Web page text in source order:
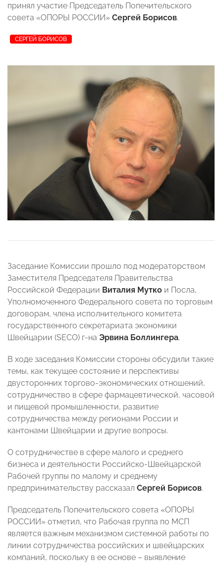
принял участие Председатель Попечительского
совета «ОПОРЫ РОССИИ» Сергей Борисов.
СЕРГЕЙ БОРИСОВ
Заседание Комиссии прошло под модераторством
Заместителя Председателя Правительства
Российской Федерации Виталия Мутко и Посла,
Уполномоченного Федерального совета по торговым
договорам, члена исполнительного комитета
государственного секретариата экономики
Швейцарии (SECO) г-на Эрвина Боллингера.
В ходе заседания Комиссии стороны обсудили такие
темы, как текущее состояние и перспективы
двусторонних торгово-экономических отношений,
сотрудничество в сфере фармацевтической, часовой
и пищевой промышленности, развитие
сотрудничества между регионами России и
кантонами Швейцарии и другие вопросы.
О сотрудничестве в сфере малого и среднего
бизнеса и деятельности Российско-Швейцарской
Рабочей группы по малому и среднему
предпринимательству рассказал Сергей Борисов.
Председатель Попечительского совета «ОПОРЫ
РОССИИ» отметил, что Рабочая группа по МСП
является важным механизмом системной работы по
линии сотрудничества российских и швейцарских
компаний, поскольку в ее основе – выявление